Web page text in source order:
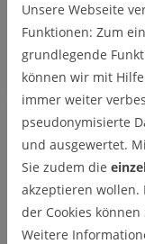
Im
stellten
Hälfte
Grüner
Das
Unsere Webseite
Funktionen: Zum
grundlegende
können wir mit
immer weiter
pseudonymisierte
und ausgewertet.
Sie zudem die
akzeptieren wollen.
der Cookies
Weitere